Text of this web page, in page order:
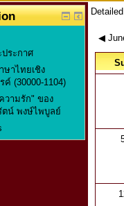
◀
ระกาศ
ษาไทยเชิง
ค์ (30000-1104)
วามรัก" ของ
ตน์ พงษ์ไพบูลย์